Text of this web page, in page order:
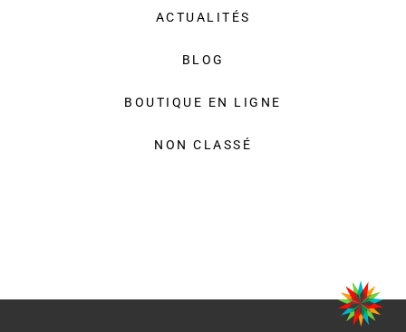
ACTUALITÉS
BLOG
BOUTIQUE EN LIGNE
NON CLASSÉ